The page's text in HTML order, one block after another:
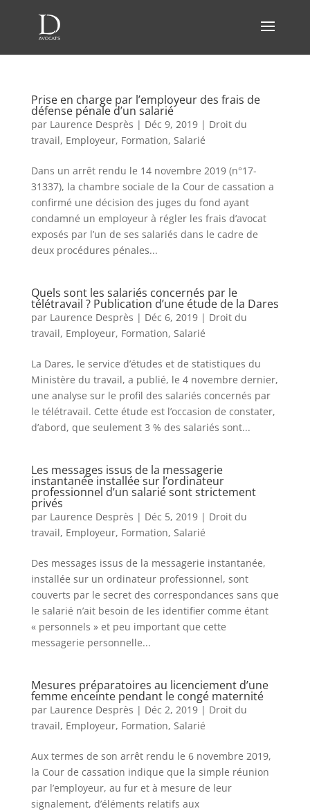
Prise en charge par l’employeur des frais de
défense pénale d’un salarié
par Laurence Desprès | Déc 9, 2019| Droit du
travail, Employeur, Formation, Salarié
Dans un arrêt rendu le 14 novembre 2019 (n°17-
31337), la chambre sociale de la Cour de cassation a
confirmé une décision des juges du fond ayant
condamné un employeur à régler les frais d’avocat
exposés par l’un de ses salariés dans le cadre de
deux procédures pénales...
Quels sont les salariés concernés par le
télétravail ? Publication d’une étude de la Dares
par Laurence Desprès | Déc 6, 2019| Droit du
travail, Employeur, Formation, Salarié
La Dares, le service d’études et de statistiques du
Ministère du travail, a publié, le 4 novembre dernier,
une analyse sur le profil des salariés concernés par
le télétravail. Cette étude est l’occasion de constater,
d’abord, que seulement 3 % des salariés sont...
Les messages issus de la messagerie
instantanée installée sur l’ordinateur
professionnel d’un salarié sont strictement
privés
par Laurence Desprès | Déc 5, 2019| Droit du
travail, Employeur, Formation, Salarié
Des messages issus de la messagerie instantanée,
installée sur un ordinateur professionnel, sont
couverts par le secret des correspondances sans que
le salarié n’ait besoin de les identifier comme étant
« personnels » et peu important que cette
messagerie personnelle...
Mesures préparatoires au licenciement d’une
femme enceinte pendant le congé maternité
par Laurence Desprès | Déc 2, 2019| Droit du
travail, Employeur, Formation, Salarié
Aux termes de son arrêt rendu le 6 novembre 2019,
la Cour de cassation indique que la simple réunion
par l’employeur, au fur et à mesure de leur
signalement, d’éléments relatifs aux